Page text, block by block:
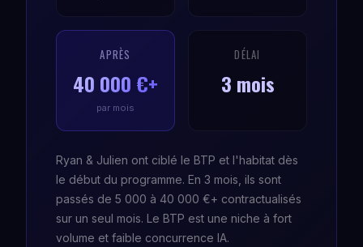
APRÈS
40 000 €+
par mois
DÉLAI
3 mois
Ryan & Julien ont ciblé le BTP et l'habitat dès
le début du programme. En 3 mois, ils sont
passés de 5 000 à 40 000 €+ contractualisés
sur un seul mois. Le BTP est une niche à fort
volume et faible concurrence IA.